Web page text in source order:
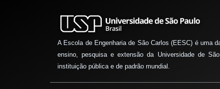
A Escola de Engenharia de São Carlos (EESC) é uma
ensino, pesquisa e extensão da Universidade de
instituição pública e de padrão mundial.